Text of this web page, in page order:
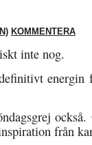
KOMMENTERA
inte nog.
energin
från